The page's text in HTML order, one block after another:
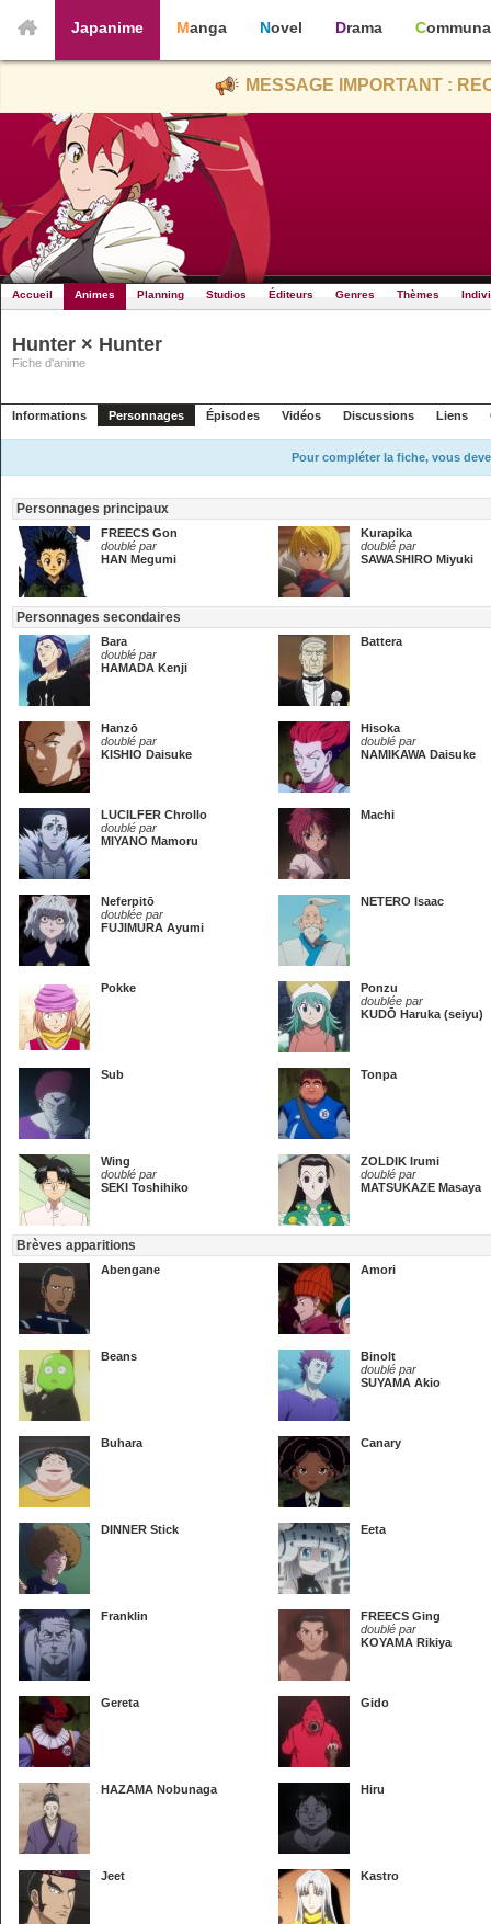
Japanime Manga Novel Drama
MESSAGE IMPORTANT :
Accueil Animes Planning Studios Éditeurs Genres Thèmes
Hunter × Hunter
Fiche d'anime
Informations Personnages Épisodes Vidéos Discussions Liens
Pour compléter la fiche, vous
Personnages principaux
FREECS Gon
doublé par
HAN Megumi
Kurapika
doublé par
SAWASHIRO Miyuki
Personnages secondaires
Bara
doublé par
HAMADA Kenji
Battera
Hanzō
doublé par
KISHIO Daisuke
Hisoka
doublé par
NAMIKAWA Daisuke
LUCILFER Chrollo
doublé par
MIYANO Mamoru
Machi
Neferpitō
doublée par
FUJIMURA Ayumi
NETERO Isaac
Pokke
Ponzu
doublée par
KUDŌ Haruka (seiyu)
Sub Tonpa
Wing
doublé par
SEKI Toshihiko
ZOLDIK Irumi
doublé par
MATSUKAZE Masaya
Brèves apparitions
Abengane Amori
Beans
Binolt
doublé par
SUYAMA Akio
Buhara Canary
DINNER Stick Eeta
Franklin
FREECS Ging
doublé par
KOYAMA Rikiya
Gereta Gido
HAZAMA Nobunaga Hiru
Jeet Kastro